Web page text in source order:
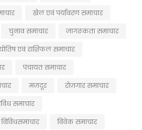
खेल एवं पर्यावरण समाचार
चुनाव समाचार
जागरूकता समाचार
एवं राशिफल समाचार
पंचायत समाचार
मजदूर
रोजगार समाचार
समाचार
विविधसमाचार
विवेक समाचार